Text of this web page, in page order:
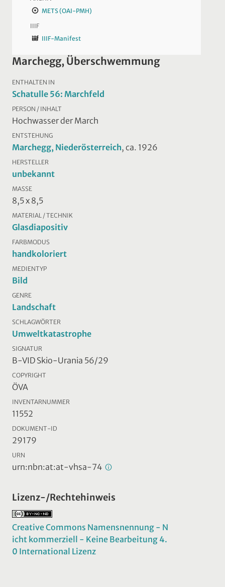
METS (OAI-PMH)
IIIF
IIIF-Manifest
Marchegg, Überschwemmung
ENTHALTEN IN
Schatulle 56: Marchfeld
PERSON / INHALT
Hochwasser der March
ENTSTEHUNG
Marchegg, Niederösterreich, ca. 1926
HERSTELLER
unbekannt
MASSE
8,5 x 8,5
MATERIAL / TECHNIK
Glasdiapositiv
FARBMODUS
handkoloriert
MEDIENTYP
Bild
GENRE
Landschaft
SCHLAGWÖRTER
Umweltkatastrophe
SIGNATUR
B-VID Skio-Urania 56/29
COPYRIGHT
ÖVA
INVENTARNUMMER
11552
DOKUMENT-ID
29179
URN
urn:nbn:at:at-vhsa-74
Lizenz-/Rechtehinweis
Creative Commons Namensnennung - N
icht kommerziell - Keine Bearbeitung 4.
0 International Lizenz